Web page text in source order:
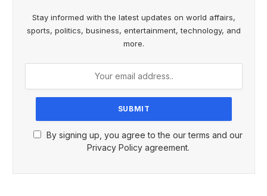
Stay informed with the latest updates on world affairs,
sports, politics, business, entertainment, technology, and
more.
By signing up, you agree to the our terms and our
Privacy Policy agreement.